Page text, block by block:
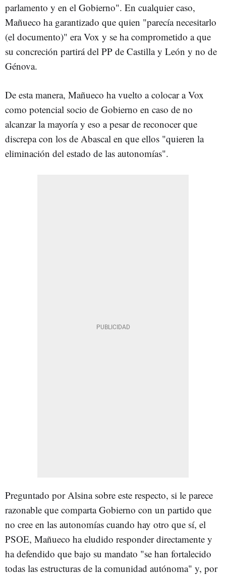
parlamento y en el Gobierno". En cualquier caso,
Mañueco ha garantizado que quien "parecía necesitarlo
(el documento)" era Vox y se ha comprometido a que
su concreción partirá del PP de Castilla y León y no de
Génova.
De esta manera, Mañueco ha vuelto a colocar a Vox
como potencial socio de Gobierno en caso de no
alcanzar la mayoría y eso a pesar de reconocer que
discrepa con los de Abascal en que ellos "quieren la
eliminación del estado de las autonomías".
Preguntado por Alsina sobre este respecto, si le parece
razonable que comparta Gobierno con un partido que
no cree en las autonomías cuando hay otro que sí, el
PSOE, Mañueco ha eludido responder directamente y
ha defendido que bajo su mandato "se han fortalecido
todas las estructuras de la comunidad autónoma" y, por